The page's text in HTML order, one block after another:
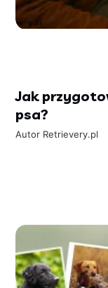
Jak
psa?
Autor Retrievery.pl